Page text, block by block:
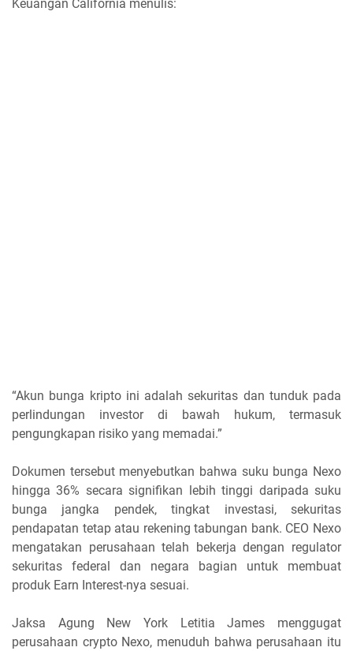
Keuangan California menulis:
“Akun bunga kripto ini adalah sekuritas dan tunduk pada
perlindungan investor di bawah hukum, termasuk
pengungkapan risiko yang memadai.”
Dokumen tersebut menyebutkan bahwa suku bunga Nexo
hingga 36% secara signifikan lebih tinggi daripada suku
bunga jangka pendek, tingkat investasi, sekuritas
pendapatan tetap atau rekening tabungan bank. CEO Nexo
mengatakan perusahaan telah bekerja dengan regulator
sekuritas federal dan negara bagian untuk membuat
produk Earn Interest-nya sesuai.
Jaksa Agung New York Letitia James menggugat
perusahaan crypto Nexo, menuduh bahwa perusahaan itu